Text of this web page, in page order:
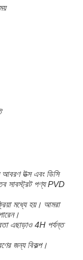
উত্স এবং ডিসি
সাবস্ট্রট পণ্য PVD
মধ্যে হয়। আমরা
এছাড়াও 4H পর্যন্ত
জন্য বিকল্প।